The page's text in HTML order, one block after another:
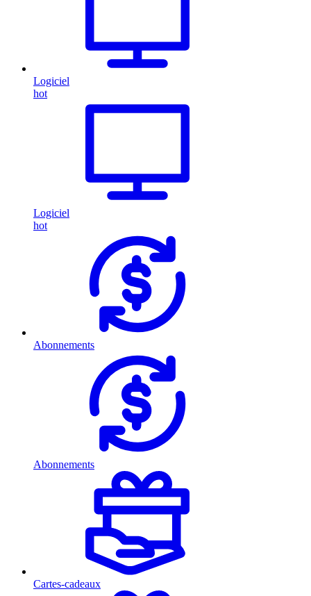
Logiciel
hot
Logiciel
hot
Abonnements
Abonnements
Cartes-cadeaux